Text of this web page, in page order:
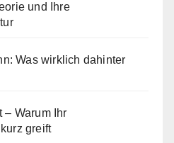
und Ihre
Was wirklich dahinter
– Warum Ihr
greift